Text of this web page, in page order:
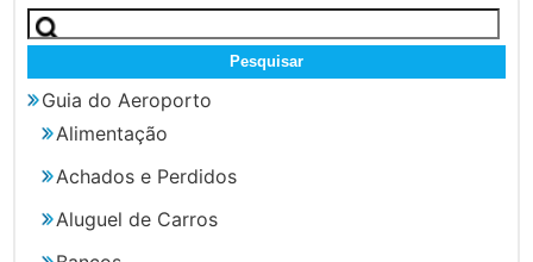
Pesquisar
por:
Guia do Aeroporto
Alimentação
Achados e Perdidos
Aluguel de Carros